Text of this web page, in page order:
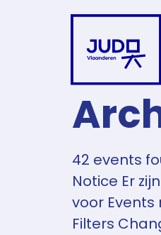
42 events
Notice Er
voor
Filters